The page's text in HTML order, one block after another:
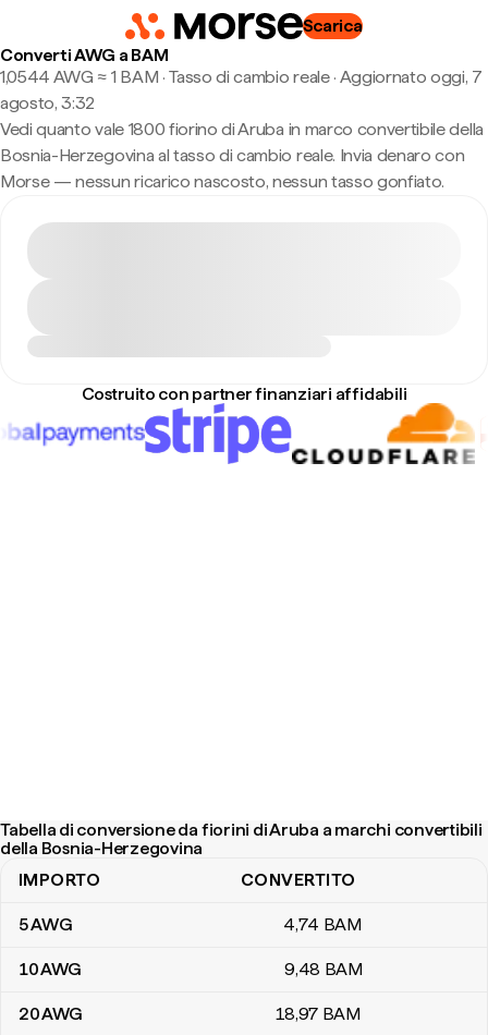
Scarica
Converti AWG a BAM
1,0544 AWG ≈ 1 BAM · Tasso di cambio reale· Aggiornato oggi, 7
agosto, 3:32
Vedi quanto vale 1800 fiorino di Aruba in marco convertibile della
Bosnia-Herzegovina al tasso di cambio reale. Invia denaro con
Morse — nessun ricarico nascosto, nessun tasso gonfiato.
Costruito con partner finanziari affidabili
Tabella di conversione da fiorini di Aruba a marchi convertibili
della Bosnia-Herzegovina
Tabella di conversione da fiorini di Aruba a marchi convertibili
IMPORTO CONVERTITO
5AWG 4,74 BAM
10AWG 9,48 BAM
20AWG 18,97 BAM